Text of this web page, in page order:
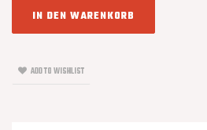
IN DEN WARENKORB
ADD TO WISHLIST